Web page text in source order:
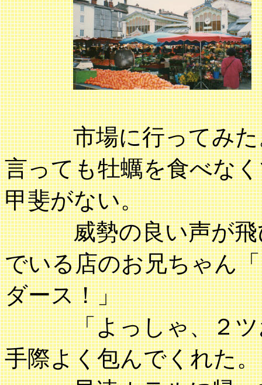
市場に行ってみた。
言っても牡蠣を食べな
甲斐がない。
威勢の良い声が飛び
でいる店のお兄ちゃん
ダース！」
「よっしゃ、２ツお
手際よく包んでくれた。